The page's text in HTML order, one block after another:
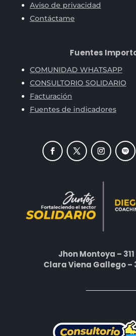
Aviso de privacidad
Contáctame
Fuentes
COMUNIDAD WHATSAPP
CONSULTORIO SOLIDARIO
Facturación
Fuentes de indicadores
Jhon Montoya – 311
Clara Viena Gallego –